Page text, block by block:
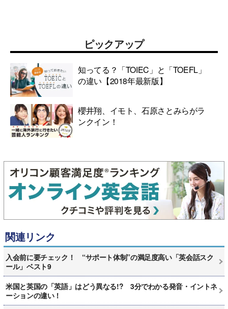
ピックアップ
知ってる？「TOIEC」と「TOEFL」
の違い【2018年最新版】
櫻井翔、イモト、石原さとみらがラ
ンクイン！
関連リンク
入会前に要チェック！ “サポート体制”の満足度高い「英会話スク
ール」ベスト9
米国と英国の「英語」はどう異なる!? 3分でわかる発音・イントネ
ーションの違い！